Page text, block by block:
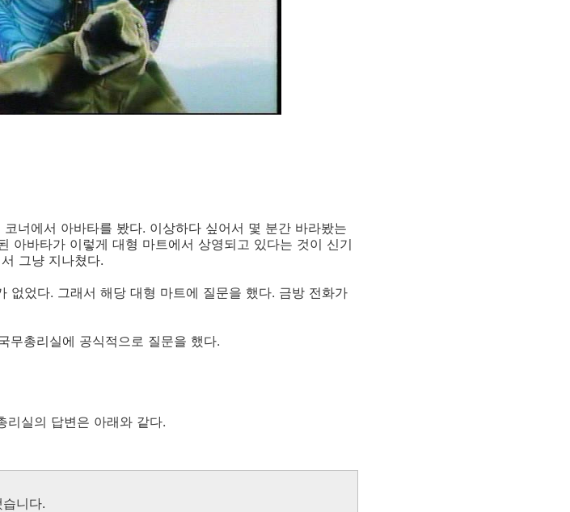
너에서 아바타를 봤다. 이상하다 싶어서 몇 분간 바라봤는
아바타가 이렇게 대형 마트에서 상영되고 있다는 것이 신기
그냥 지나쳤다.
없었다. 그래서 해당 대형 마트에 질문을 했다. 금방 전화가
무총리실에 공식적으로 질문을 했다.
리실의 답변은 아래와 같다.
니다.